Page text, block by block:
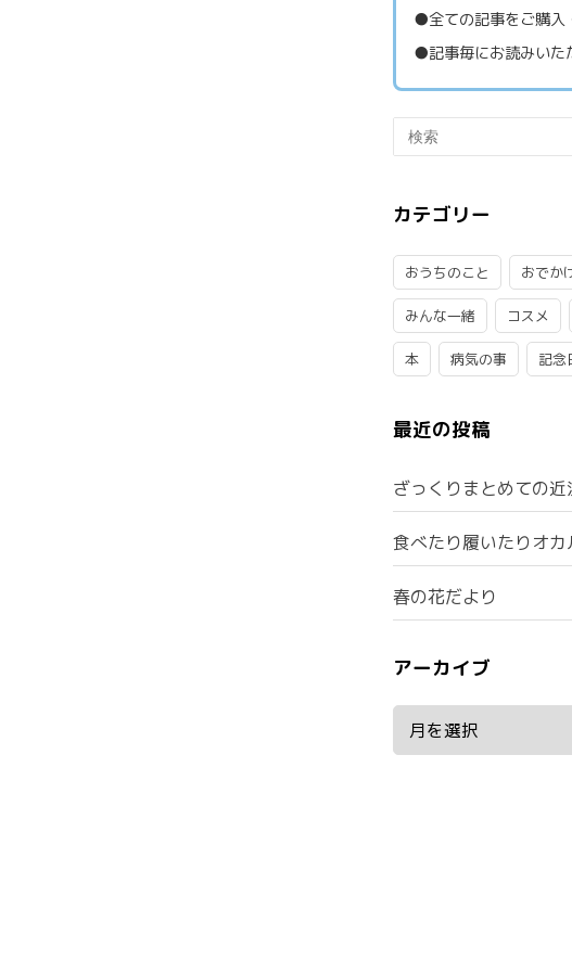
●全ての記事をご購入
●記事毎にお読みいた
カテゴリー
おうちのこと おでか
みんな一緒 コスメ
本 病気の事 記念
最近の投稿
ざっくりまとめての近
食べたり履いたりオカ
春の花だより
アーカイブ